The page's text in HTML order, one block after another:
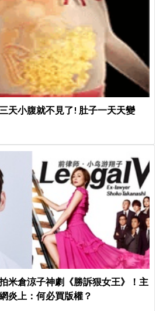
天小腹就不見了! 肚子一天天變
米倉涼子神劇《勝訴狠女王》！主
炎上：何必買版權？